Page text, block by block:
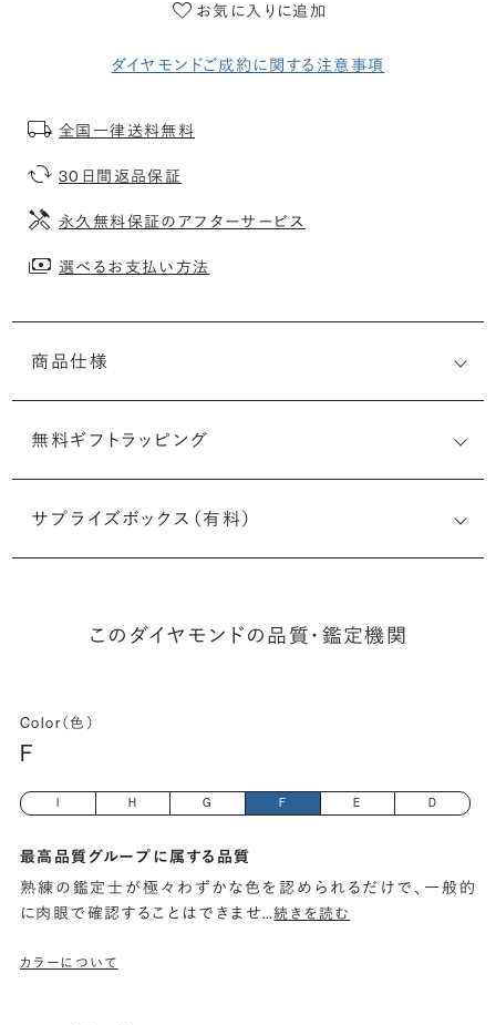
お気に入りに追加
ダイヤモンドご成約に関する注意事項
全国一律送料無料
30日間返品保証
永久無料保証のアフターサービス
選べるお支払い方法
商品仕様
無料ギフトラッピング
サプライズボックス（有料）
このダイヤモンドの品質・鑑定機関
Color（色）
F
I H G F E D
最高品質グループに属する品質
熟練の鑑定士が極々わずかな色を認められるだけで、一般的
に肉眼で確認することはできませ…続きを読む
カラーについて